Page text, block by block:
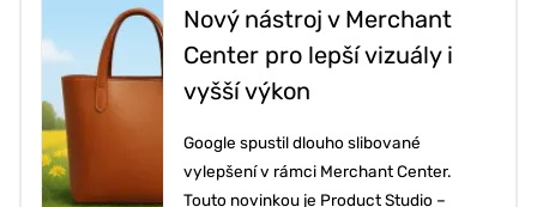
Nový nástroj v Merchant
Center pro lepší vizuály i
vyšší výkon
Google spustil dlouho slibované
vylepšení v rámci Merchant Center.
Touto novinkou je Product Studio –